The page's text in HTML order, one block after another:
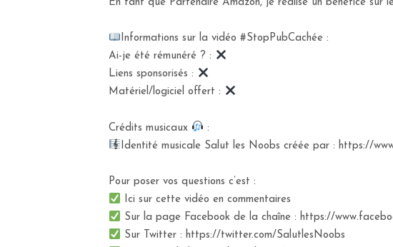
En tant que Partenaire Amazon, je réalise un bénéfice sur
Informations sur la vidéo #StopPubCachée :
Ai-je été rémunéré ? :
Liens sponsorisés :
Matériel/logiciel offert :
Crédits musicaux
:
Identité musicale Salut les Noobs créée par : https://
Pour poser vos questions c’est :
Ici sur cette vidéo en commentaires
Sur la page Facebook de la chaîne : https://
Sur Twitter : https://twitter.com/SalutlesNoobs